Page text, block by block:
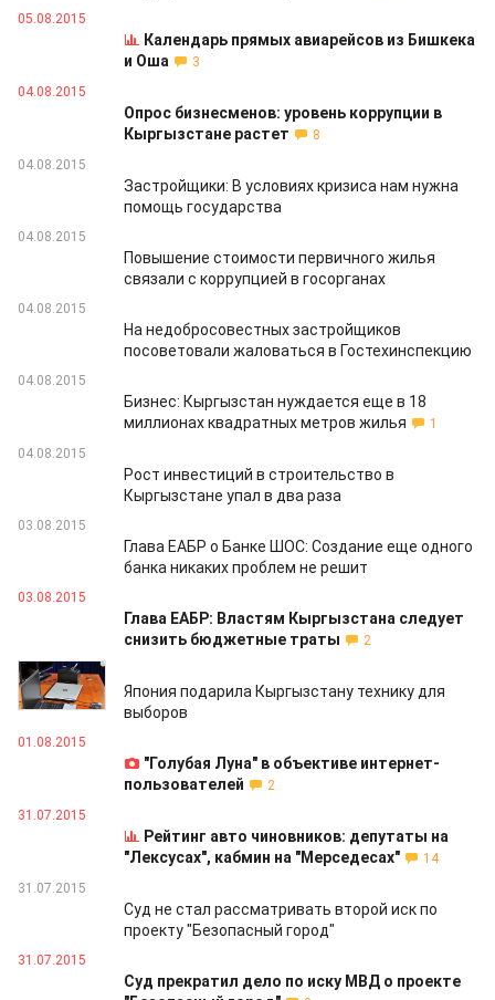
05.08.2015
Календарь прямых авиарейсов из Бишкека
и Оша
3
04.08.2015
Опрос бизнесменов: уровень коррупции в
Кыргызстане растет
8
04.08.2015
Застройщики: В условиях кризиса нам нужна
помощь государства
04.08.2015
Повышение стоимости первичного жилья
связали с коррупцией в госорганах
04.08.2015
На недобросовестных застройщиков
посоветовали жаловаться в Гостехинспекцию
04.08.2015
Бизнес: Кыргызстан нуждается еще в 18
миллионах квадратных метров жилья
1
04.08.2015
Рост инвестиций в строительство в
Кыргызстане упал в два раза
03.08.2015
Глава ЕАБР о Банке ШОС: Создание еще одного
банка никаких проблем не решит
03.08.2015
Глава ЕАБР: Властям Кыргызстана следует
снизить бюджетные траты
2
03.08.2015
Япония подарила Кыргызстану технику для
выборов
01.08.2015
"Голубая Луна" в объективе интернет-
пользователей
2
31.07.2015
Рейтинг авто чиновников: депутаты на
"Лексусах", кабмин на "Мерседесах"
14
31.07.2015
Суд не стал рассматривать второй иск по
проекту "Безопасный город"
31.07.2015
Суд прекратил дело по иску МВД о проекте